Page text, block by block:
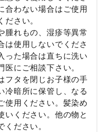
合わない場合はご使用
ださい。
腫れもの、湿疹等異常
は使用しないでくださ
った場合は直ちに洗い
医にご相談下さい。
フタを閉じお子様の手
冷暗所に保管し、なる
使用ください。髪染め
いください。他の物と
ださい。